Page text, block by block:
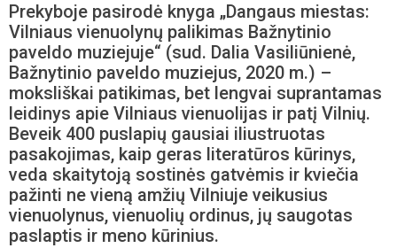
Prekyboje pasirodė knyga „Dangaus miestas:
Vilniaus vienuolynų palikimas Bažnytinio
paveldo muziejuje“ (sud. Dalia Vasiliūnienė,
Bažnytinio paveldo muziejus, 2020 m.) –
moksliškai patikimas, bet lengvai suprantamas
leidinys apie Vilniaus vienuolijas ir patį Vilnių.
Beveik 400 puslapių gausiai iliustruotas
pasakojimas, kaip geras literatūros kūrinys,
veda skaitytoją sostinės gatvėmis ir kviečia
pažinti ne vieną amžių Vilniuje veikusius
vienuolynus, vienuolių ordinus, jų saugotas
paslaptis ir meno kūrinius.